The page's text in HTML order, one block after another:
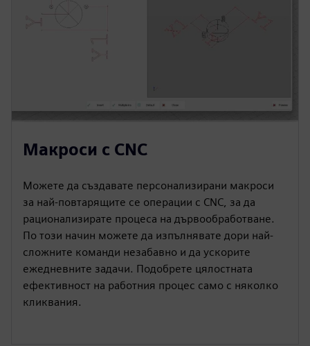
Макроси с CNC
Можете да създавате персонализирани макроси
за най-повтарящите се операции с CNC, за да
рационализирате процеса на дървообработване.
По този начин можете да изпълнявате дори най-
сложните команди незабавно и да ускорите
ежедневните задачи. Подобрете цялостната
ефективност на работния процес само с няколко
кликвания.